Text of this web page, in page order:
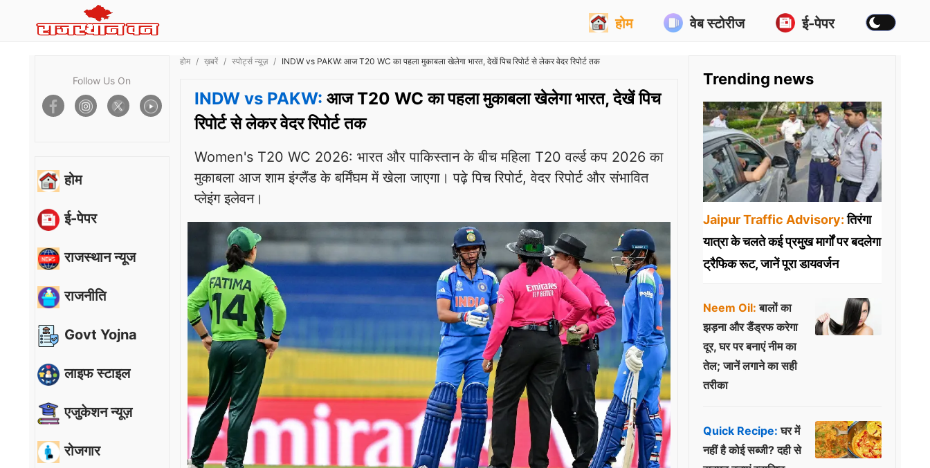
होम वेब स्टोरीज ई-पेपर
Follow Us On
होम
ई-पेपर
राजस्थान न्यूज
राजनीति
Govt Yojna
लाइफ स्टाइल
एजुकेशन न्यूज़
रोजगार
होम ख़बरें स्पोर्ट्स न्यूज़ INDW vs PAKW: आज T20 WC का पहला मुकाबला खेलेगा भारत, देखें पिच रिपोर्ट से लेकर वेदर रिपोर्ट तक
INDW vs PAKW: आज T20 WC का पहला मुकाबला खेलेगा भारत, देखें पिच
रिपोर्ट से लेकर वेदर रिपोर्ट तक
Women's T20 WC 2026: भारत और पाकिस्तान के बीच महिला T20 वर्ल्ड कप 2026 का
मुकाबला आज शाम इंग्लैंड के बर्मिंघम में खेला जाएगा। पढ़े पिच रिपोर्ट, वेदर रिपोर्ट और संभावित
प्लेइंग इलेवन।
Trending news
Jaipur Traffic Advisory:तिरंगा
यात्रा के चलते कई प्रमुख मार्गों पर बदलेगा
ट्रैफिक रूट, जानें पूरा डायवर्जन
Neem Oil: बालों का
झड़ना और डैंड्रफ करेगा
दूर, घर पर बनाएं नीम का
तेल; जानें लगाने का सही
तरीका
Quick Recipe: घर में
नहीं है कोई सब्जी? दही से